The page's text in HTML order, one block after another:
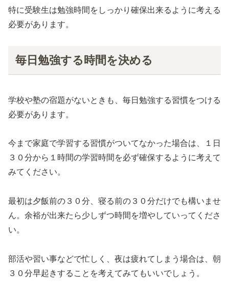
特に受験生は勉強時間をしっかり確保出来るように考える
必要があります。
毎日勉強する時間を決める
学校や塾の宿題がないときも、毎日勉強する習慣をつける
必要があります。
今まで家庭で学習する習慣がついてなかった場合は、１日
３０分から１時間の学習時間を必ず確保するように考えて
みてください。
最初は夕飯前の３０分、寝る前の３０分だけでも構いませ
ん。余裕が出来たら少しずつ時間を増やしていってくださ
い。
部活や習い事などで忙しく、夜は疲れてしまう場合は、朝
３０分早起きすることを考えてみてもいいでしょう。